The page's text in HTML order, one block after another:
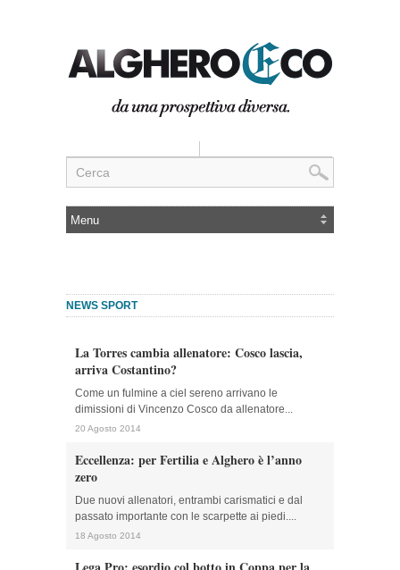
NEWS SPORT
La Torres cambia allenatore: Cosco lascia,
arriva Costantino?
Come un fulmine a ciel sereno arrivano le
dimissioni di Vincenzo Cosco da allenatore...
20 Agosto 2014
Eccellenza: per Fertilia e Alghero è l’anno
zero
Due nuovi allenatori, entrambi carismatici e dal
passato importante con le scarpette ai piedi....
18 Agosto 2014